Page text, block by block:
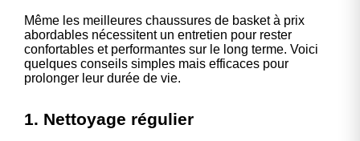
Même les meilleures chaussures de basket à prix
abordables nécessitent un entretien pour rester
confortables et performantes sur le long terme. Voici
quelques conseils simples mais efficaces pour
prolonger leur durée de vie.
1. Nettoyage régulier